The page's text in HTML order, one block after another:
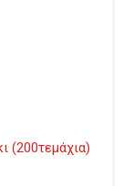
(200τεμάχια)